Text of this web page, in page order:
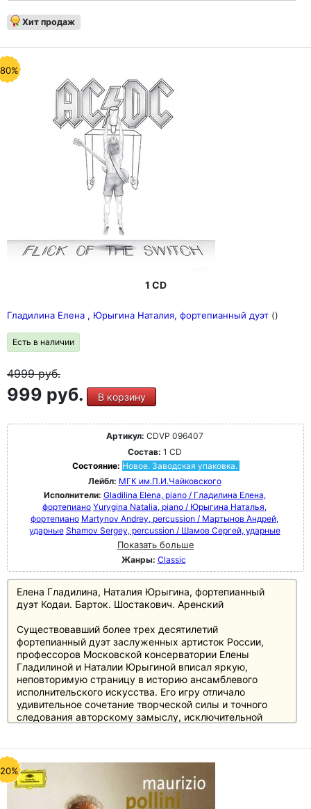
Хит продаж
1 CD
Гладилина Елена , Юрыгина Наталия, фортепианный дуэт ()
Есть в наличии
4999руб.
999 руб. В корзину
Артикул: CDVP 096407
Состав: 1 CD
Состояние: Новое. Заводская упаковка.
Лейбл: МГК им.П.И.Чайковского
Исполнители: Gladilina Elena, piano / Гладилина Елена,
фортепиано Yurygina Natalia, piano / Юрыгина Наталья,
фортепиано Martynov Andrey, percussion / Мартынов Андрей,
ударные Shamov Sergey, percussion / Шамов Сергей, ударные
Показать больше
Жанры: Classic
Елена Гладилина, Наталия Юрыгина, фортепианный
дуэт Кодаи. Барток. Шостакович. Аренский
Существовавший более трех десятилетий
фортепианный дуэт заслуженных артисток России,
профессоров Московской консерватории Елены
Гладилиной и Наталии Юрыгиной вписал яркую,
неповторимую страницу в историю ансамблевого
исполнительского искусства. Его игру отличало
удивительное сочетание творческой силы и точного
следования авторскому замыслу, исключительной
Рахманиновском залах Московской консерватории в
конце 1990-х – начале 2000-х годов.
Деятельность участниц дуэта была неразрывно
связана с Московской консерваторией, в которой они